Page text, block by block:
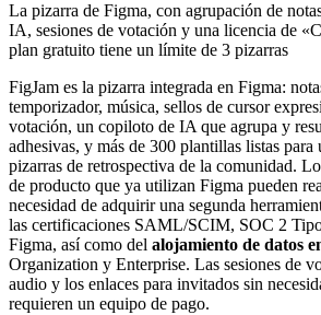
La pizarra de Figma, con agrupación de
IA, sesiones de votación y una licencia de
plan gratuito tiene un límite de 3 pizarras
FigJam es la pizarra integrada en Figma:
temporizador, música, sellos de cursor
votación, un copiloto de IA que agrupa y
adhesivas, y más de 300 plantillas listas para
pizarras de retrospectiva de la comunidad.
de producto que ya utilizan Figma pueden
necesidad de adquirir una segunda
las certificaciones SAML/SCIM, SOC 2
Figma, así como del alojamiento de datos
Organization y Enterprise. Las sesiones de
audio y los enlaces para invitados sin
requieren un equipo de pago.